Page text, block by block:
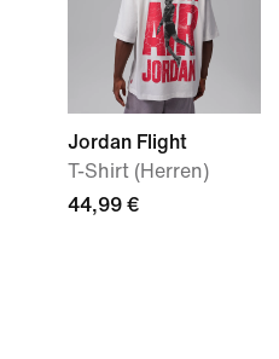
Jordan Flight
T-Shirt (Herren)
44,99 €